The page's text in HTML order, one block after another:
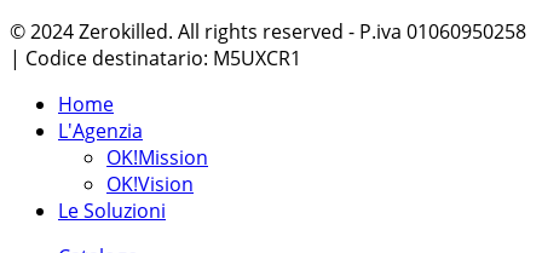
© 2024 Zerokilled. All rights reserved - P.iva 01060950258
| Codice destinatario: M5UXCR1
Home
L'Agenzia
OK!Mission
OK!Vision
Le Soluzioni